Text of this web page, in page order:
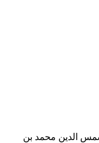
الدین محمد بن